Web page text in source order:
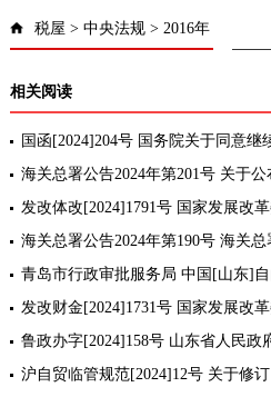
税屋 > 中央法规> 2016年
相关阅读
国函[2024]204号 国务院关于同意
临港新片区暂时调整适用有关行政法
海关总署公告2024年第201号 关于
尔代夫共和国政府自由贸易协定〉项
的公告
发改体改[2024]1791号 国家发展改
国际贸易综合改革总体方案》的通知
海关总署公告2024年第190号 海关
建立更紧密经贸关系的安排〉货物贸
准的公
青岛市行政审批服务局 中国[山东]
会关于开展登记注册特色经营项目自
发改财金[2024]1731号 国家发展改
用保险作用助力提高内外贸一体化水
鲁政办字[2024]158号 山东省人民政
由贸易试验区38项制度创新成果复制
沪自贸临管规范[2024]12号 关于修